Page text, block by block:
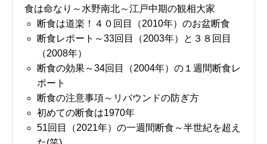
食は命なり～水野南北～江戸中期の観相大家
断食は道楽！４０回目（2010年）のお盆断食
断食レポート～33回目（2003年）と３８回目
（2008年）
断食の効果～34回目（2004年）の１週間断食レ
ポート
断食の注意事項～リバウンドの防ぎ方
初めての断食は1970年
51回目（2021年）の一週間断食～半世紀を超え